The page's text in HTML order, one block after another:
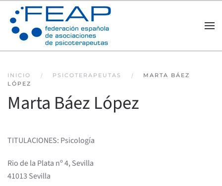
Skip to main content
INICIO PSICOTERAPEUTAS
MARTA BÁEZ
LÓPEZ
Marta Báez López
TITULACIONES: Psicología
Rio de la Plata nº 4, Sevilla
41013 Sevilla